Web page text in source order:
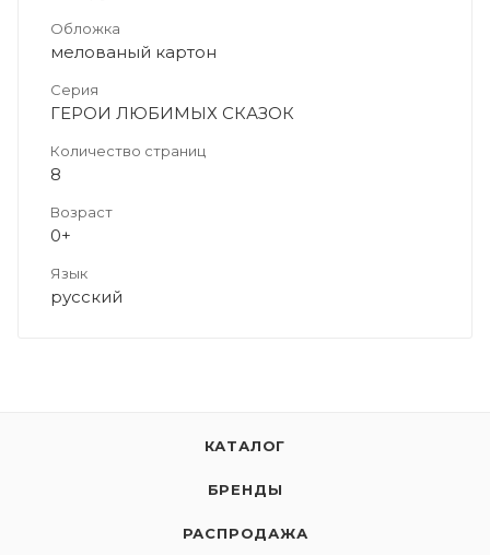
Обложка
мелованый картон
Серия
ГЕРОИ ЛЮБИМЫХ СКАЗОК
Количество страниц
8
Возраст
0+
Язык
русский
КАТАЛОГ
БРЕНДЫ
РАСПРОДАЖА